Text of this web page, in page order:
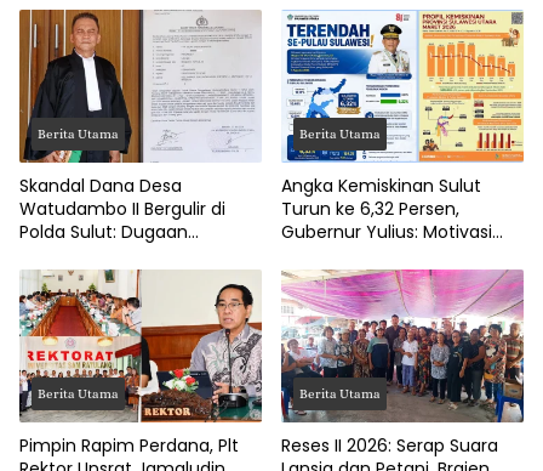
DPRD Manado
Berita Utama
Skandal Dana Desa
Watudambo II Bergulir di
Polda Sulut: Dugaan
Hingga Jalan Tani Rp214
Juta
Berita Utama
Angka Kemiskinan Sulut
Turun ke 6,32 Persen,
Gubernur Yulius: Motivasi
Berita Utama
Pimpin Rapim Perdana, Plt
Berita Utama
Reses II 2026: Serap Suara